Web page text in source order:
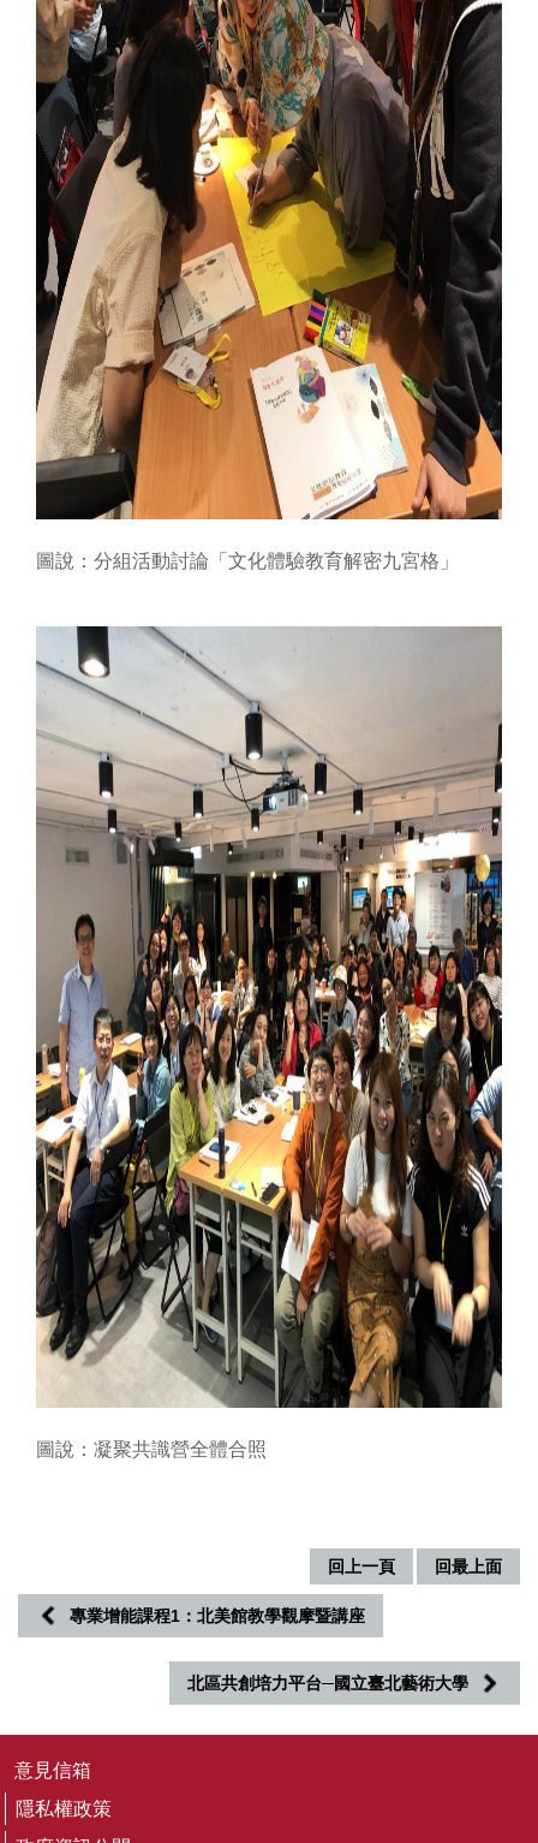
圖說： 分組活動討論「文化體驗教育解密九宮格」
圖說：凝聚共識營全體合照
回上一頁 回最上面
專業增能課程1：北美館教學觀摩暨講座
北區共創培力平台─國立臺北藝術大學
意見信箱
隱私權政策